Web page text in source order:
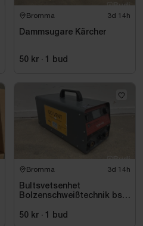
Bromma 3d 14h
Dammsugare Kärcher
50 kr · 1 bud
Bromma 3d 14h
Bultsvetsenhet
Bolzenschweißtechnik bsk
50 kr · 1 bud